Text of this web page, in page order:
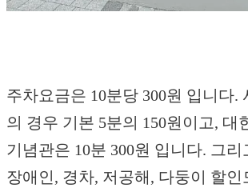
주차요금은 10분당 300원 입니다.
의 경우 기본 5분의 150원이고, 대
기념관은 10분 300원 입니다. 그
장애인, 경차, 저공해, 다둥이 할인